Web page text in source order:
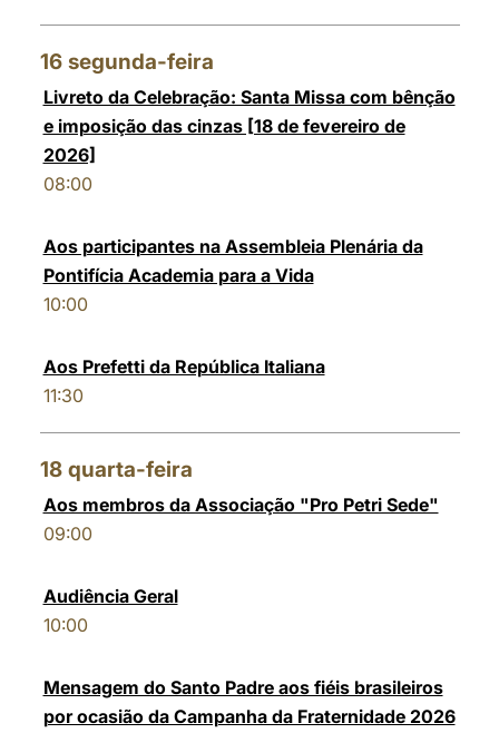
16 segunda-feira
Livreto da Celebração: Santa Missa com bênção
e imposição das cinzas [18 de fevereiro de
2026]
08:00
Aos participantes na Assembleia Plenária da
Pontifícia Academia para a Vida
10:00
Aos Prefetti da República Italiana
11:30
18 quarta-feira
Aos membros da Associação "Pro Petri Sede"
09:00
Audiência Geral
10:00
Mensagem do Santo Padre aos fiéis brasileiros
por ocasião da Campanha da Fraternidade 2026